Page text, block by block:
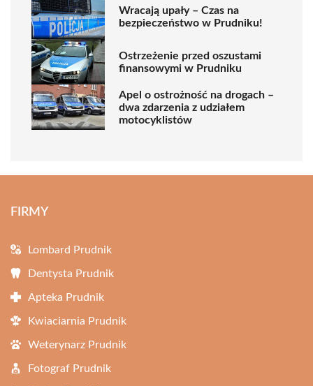
Wracają upały – Czas na
bezpieczeństwo w Prudniku!
Ostrzeżenie przed oszustami
finansowymi w Prudniku
Apel o ostrożność na drogach –
dwa zdarzenia z udziałem
motocyklistów
FIRMY
Lombard Prudnik
Dentysta Prudnik
Apteka Prudnik
Kwiaciarnia Prudnik
Weterynarz Prudnik
Fotograf Prudnik